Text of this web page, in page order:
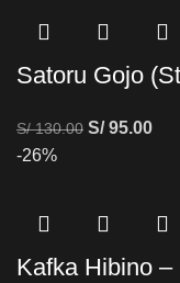
Satoru Gojo
S/130.00 S/95.00
-26%
Kafka Hibino